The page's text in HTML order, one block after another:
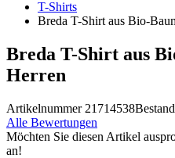
T-Shirts
Breda T-Shirt aus Bio-
Breda T-Shirt aus
Herren
Artikelnummer 21714538
Alle Bewertungen
Möchten Sie diesen Artikel
an!